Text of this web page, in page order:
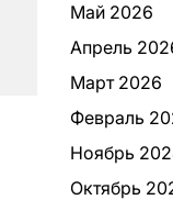
Май 2026
Апрель
Март 2026
Февраль
Ноябрь
Октябрь